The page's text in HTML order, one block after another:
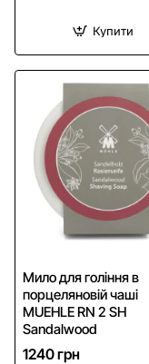
Купити
Мило для гоління в
порцеляновій чаші
MUEHLE RN 2 SH
Sandalwood
1240 грн